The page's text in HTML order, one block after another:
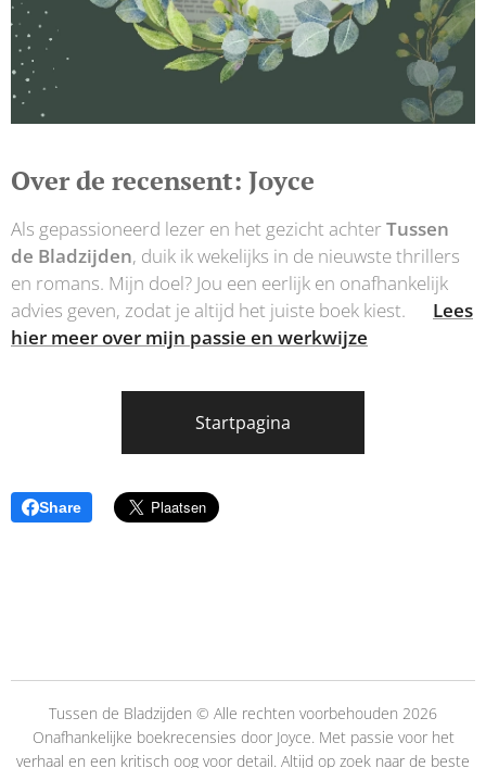
Over de recensent: Joyce
Als gepassioneerd lezer en het gezicht achterTussen
de Bladzijden, duik ik wekelijks in de nieuwste thrillers
en romans. Mijn doel? Jou een eerlijk en onafhankelijk
advies geven, zodat je altijd het juiste boek kiest.👉 Lees
hier meer over mijn passie en werkwijze
Startpagina
Share
Tussen de Bladzijden © Alle rechten voorbehouden 2026
Onafhankelijke boekrecensies door Joyce. Met passie voor het
verhaal en een kritisch oog voor detail. Altijd op zoek naar de beste